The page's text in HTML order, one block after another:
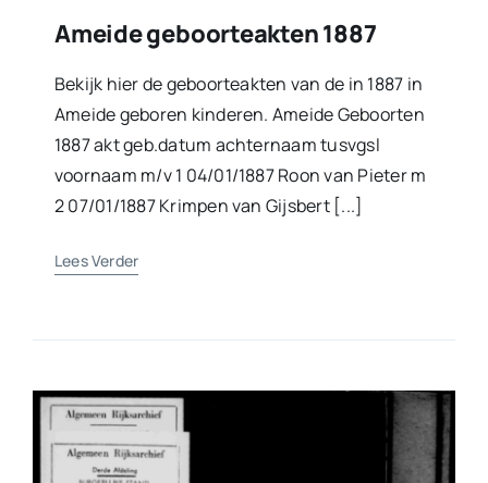
Ameide geboorteakten 1887
Bekijk hier de geboorteakten van de in 1887 in
Ameide geboren kinderen. Ameide Geboorten
1887 akt geb.datum achternaam tusvgsl
voornaam m/v 1 04/01/1887 Roon van Pieter m
2 07/01/1887 Krimpen van Gijsbert [...]
Lees Verder